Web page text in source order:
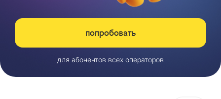
попробовать
для абонентов всех операторов